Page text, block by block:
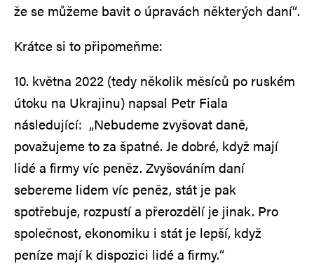
že se můžeme bavit o úpravách některých daní“.
Krátce si to připomeňme:
10. května 2022 (tedy několik měsíců po ruském
útoku na Ukrajinu) napsal Petr Fiala
následující: „Nebudeme zvyšovat daně,
považujeme to za špatné. Je dobré, když mají
lidé a firmy víc peněz. Zvyšováním daní
sebereme lidem víc peněz, stát je pak
spotřebuje, rozpustí a přerozdělí je jinak. Pro
společnost, ekonomiku i stát je lepší, když
peníze mají k dispozici lidé a firmy.“